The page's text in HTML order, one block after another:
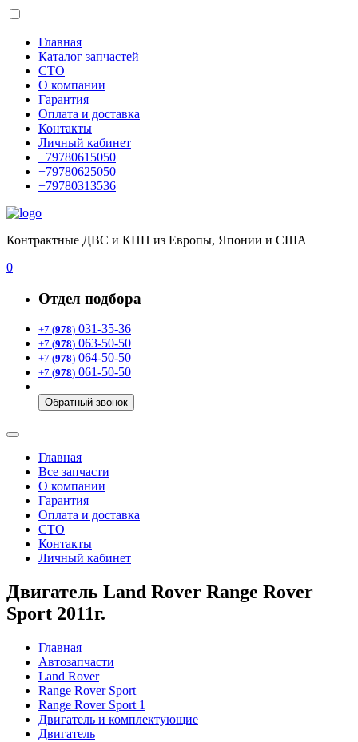
Главная
Каталог запчастей
СТО
О компании
Гарантия
Оплата и доставка
Контакты
Личный кабинет
+79780615050
+79780625050
+79780313536
Контрактные ДВС и КПП из Европы, Японии и США
0
Отдел подбора
+7 (978) 031-35-36
+7 (978) 063-50-50
+7 (978) 064-50-50
+7 (978) 061-50-50
Обратный звонок
Главная
Все запчасти
О компании
Гарантия
Оплата и доставка
СТО
Контакты
Личный кабинет
Двигатель Land Rover Range Rover
Sport 2011г.
Главная
Автозапчасти
Land Rover
Range Rover Sport
Range Rover Sport 1
Двигатель и комплектующие
Двигатель